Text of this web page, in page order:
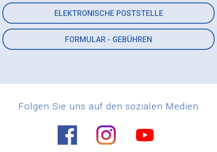
ELEKTRONISCHE POSTSTELLE
FORMULAR - GEBÜHREN
Folgen Sie uns auf den sozialen Medien